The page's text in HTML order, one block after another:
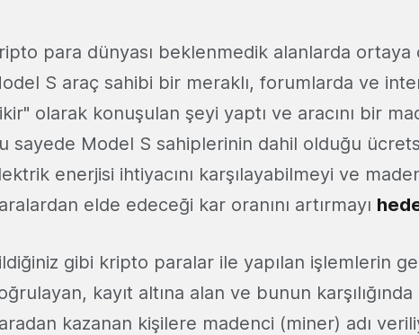
para dünyası beklenmedik alanlarda ortaya
S araç sahibi bir meraklı, forumlarda ve
olarak konuşulan şeyi yaptı ve aracını bir
sayede Model S sahiplerinin dahil olduğu
enerjisi ihtiyacını karşılayabilmeyi ve
elde edeceği kar oranını artırmayı
gibi kripto paralar ile yapılan işlemlerin
kayıt altına alan ve bunun
kazanan kişilere madenci (miner) adı